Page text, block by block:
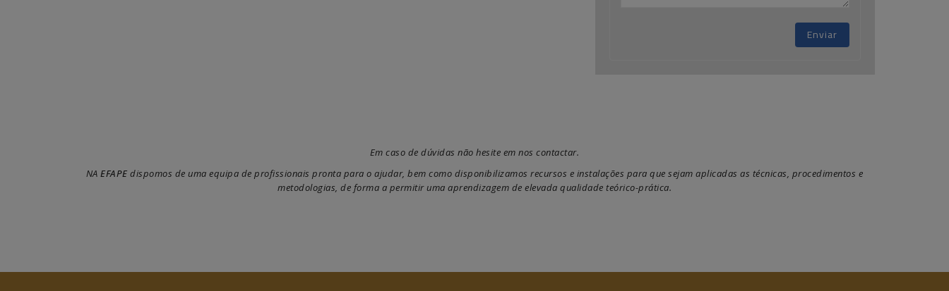
Enviar
Em caso de dúvidas não hesite em nos contactar.
NAEFAPE dispomos de uma equipa de profissionais pronta para o ajudar, bem como disponibilizamos recursos e instalações para que sejam aplicadas as técnicas, procedimentos e
metodologias, de forma a permitir uma aprendizagem de elevada qualidade teórico-prática.